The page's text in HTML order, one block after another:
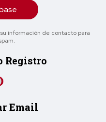
información de contacto para
Registro
Email